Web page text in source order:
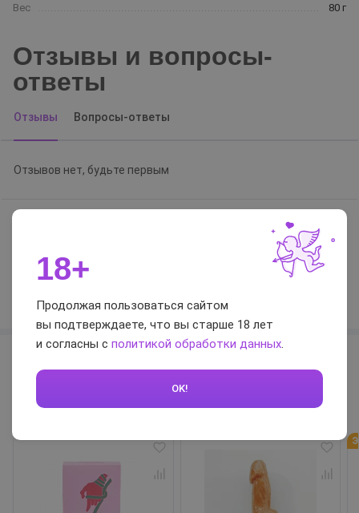
Вес
80 г
Отзывы и вопросы-
ответы
Отзывы Вопросы-ответы
Отзывов нет, будьте первым
Похожие товары
18+
Продолжая пользоваться сайтом
вы подтверждаете, что вы старше 18 лет
и согласны с политикой обработки данных.
OK!